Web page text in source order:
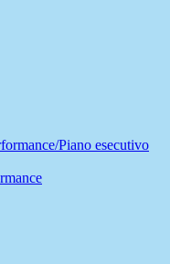
Piano esecutivo